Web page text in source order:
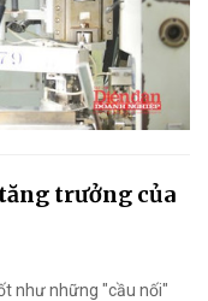
trưởng của
như những "cầu nối"